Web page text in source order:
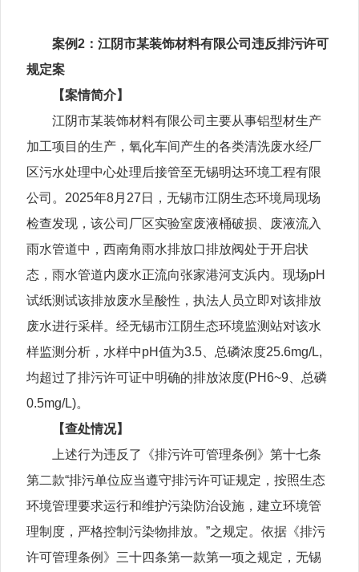
案例2：江阴市某装饰材料有限公司违反排污许可
规定案
【案情简介】
江阴市某装饰材料有限公司主要从事铝型材生产
加工项目的生产，氧化车间产生的各类清洗废水经厂
区污水处理中心处理后接管至无锡明达环境工程有限
公司。2025年8月27日，无锡市江阴生态环境局现场
检查发现，该公司厂区实验室废液桶破损、废液流入
雨水管道中，西南角雨水排放口排放阀处于开启状
态，雨水管道内废水正流向张家港河支浜内。现场pH
试纸测试该排放废水呈酸性，执法人员立即对该排放
废水进行采样。经无锡市江阴生态环境监测站对该水
样监测分析，水样中pH值为3.5、总磷浓度25.6mg/L,
均超过了排污许可证中明确的排放浓度(PH6~9、总磷
0.5mg/L)。
【查处情况】
上述行为违反了《排污许可管理条例》第十七条
第二款“排污单位应当遵守排污许可证规定，按照生态
环境管理要求运行和维护污染防治设施，建立环境管
理制度，严格控制污染物排放。”之规定。依据《排污
许可管理条例》三十四条第一款第一项之规定，无锡